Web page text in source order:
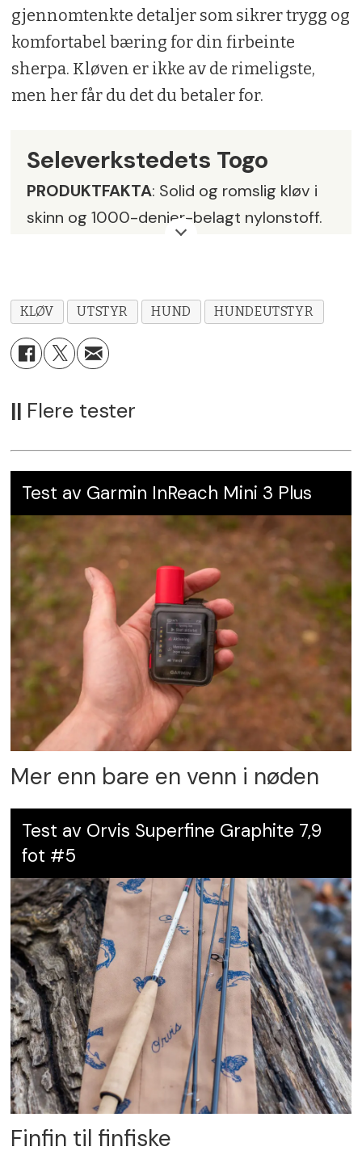
gjennomtenkte detaljer som sikrer trygg og
komfortabel bæring for din firbeinte
sherpa. Kløven er ikke av de rimeligste,
men her får du det du betaler for.
Seleverkstedets Togo
PRODUKTFAKTA: Solid og romslig kløv i
skinn og 1000-denier-belagt nylonstoff.
30x30x10.
PRIS:KR 3399,-
LEVERANDØR:
www.fjellpulken.no
KLØV UTSTYR HUND HUNDEUTSTYR
|| Flere tester
Test av Garmin InReach Mini 3 Plus
Mer enn bare en venn i nøden
Test av Orvis Superfine Graphite 7,9
fot #5
Finfin til finfiske